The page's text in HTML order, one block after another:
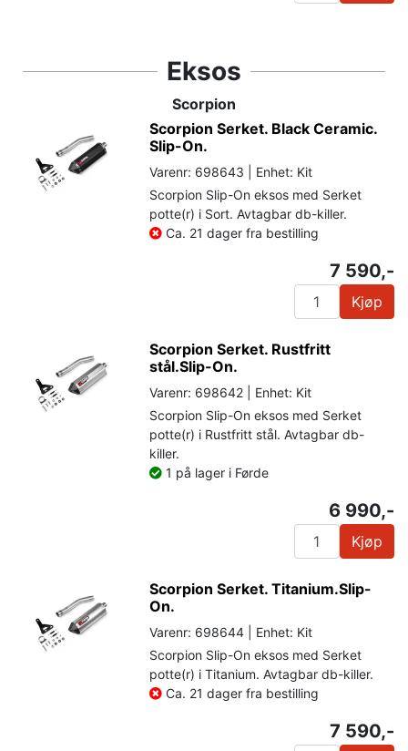
Eksos
Scorpion
Scorpion Serket. Black Ceramic.
Slip-On.
Varenr: 698643 | Enhet: Kit
Scorpion Slip-On eksos med Serket
potte(r) i Sort. Avtagbar db-killer.
Ca. 21 dager fra bestilling
7 590,-
Kjøp
Scorpion Serket. Rustfritt
stål.Slip-On.
Varenr: 698642 | Enhet: Kit
Scorpion Slip-On eksos med Serket
potte(r) i Rustfritt stål. Avtagbar db-
killer.
1 på lager i Førde
6 990,-
Kjøp
Scorpion Serket. Titanium.Slip-
On.
Varenr: 698644 | Enhet: Kit
Scorpion Slip-On eksos med Serket
potte(r) i Titanium. Avtagbar db-killer.
Ca. 21 dager fra bestilling
7 590,-